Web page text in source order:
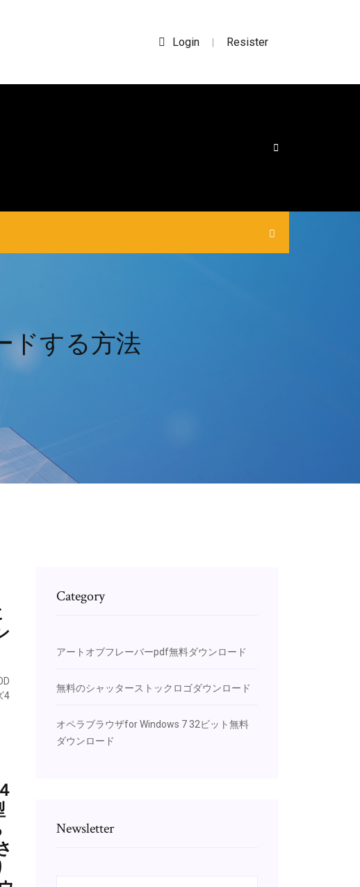
Login | Resister
ドする方法
4
Category
アートオブフレーバーpdf無料ダウンロード
無料のシャッターストックロゴダウンロード
オペラブラウザfor Windows 7 32ビット無料
ダウンロード
Newsletter